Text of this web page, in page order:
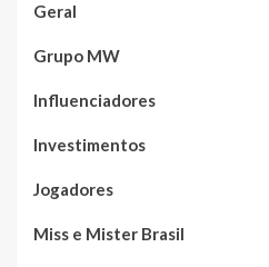
Geral
Grupo MW
Influenciadores
Investimentos
Jogadores
Miss e Mister Brasil